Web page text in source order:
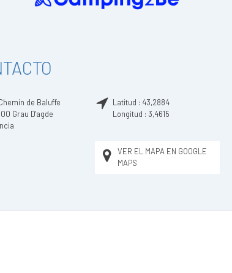
de Baluffe
Grau D'agde
Latitud : 43,2884
Longitud : 3,4615
VER EL MAPA EN GOOGLE
MAPS